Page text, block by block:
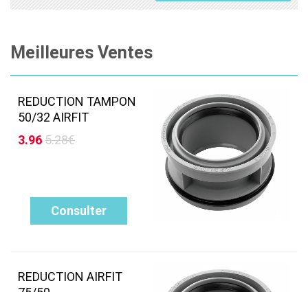
Meilleures Ventes
REDUCTION TAMPON
50/32 AIRFIT
3.965.28€
Consulter
REDUCTION AIRFIT